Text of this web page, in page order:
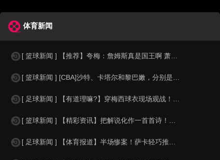
体育新闻
[ 篮球新闻 ] 【推荐】夸梅：詹姆斯真是国王啊 萧华都得听他的 新赛季日程安
[ 篮球新闻 ] [CBA]沙特、卡塔尔和黎巴嫩，分别是什么水平？
[ 足球新闻 ] 【有道理嘛?】穿梅西球衣现场观战！马思纯晒照：终究是人生，不
[ 篮球新闻 ] 【精彩资讯】把解说化作一首首诗！贺炜本届世界杯金句合集
[ 足球新闻 ] 【体育报道】半场惨案！萨卡轻巧推射双响，英格兰4-0领先法国